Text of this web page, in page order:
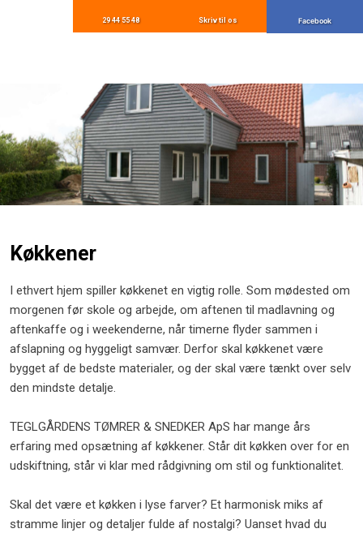
Køkkener
I ethvert hjem spiller køkkenet en vigtig rolle. Som mødested om
morgenen før skole og arbejde, om aftenen til madlavning og
aftenkaffe og i weekenderne, når timerne flyder sammen i
afslapning og hyggeligt samvær. Derfor skal køkkenet være
bygget af de bedste materialer, og der skal være tænkt over selv
den mindste detalje.
TEGLGÅRDENS TØMRER & SNEDKER ApS har mange års
erfaring med opsætning af køkkener. Står dit køkken over for en
udskiftning, står vi klar med rådgivning om stil og funktionalitet.
Skal det være et køkken i lyse farver? Et harmonisk miks af
stramme linjer og detaljer fulde af nostalgi? Uanset hvad du
29 44 55 48 Skriv til os Facebook